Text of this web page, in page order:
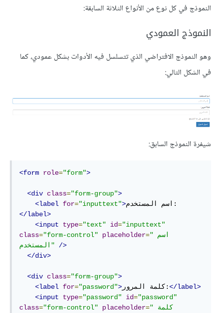
النموذج في كل نوع من الأنواع الثلاثة السابقة:
النموذج العمودي
وهو النموذج الافتراضي الذي تتسلسل فيه الأدوات بشكل عمودي، كما
في الشكل التالي:
شيفرة النموذج السابق:
<form role="form">
<div class="form-group">
<label for="inputtext">
اسم المستخدم:
</label>
<input
type="text" id="inputtext"
class="form-control" placeholder="اسم
المستخدم"
/>
</div>
<div class="form-group">
<label for="password"> كلمة المرور:</label>
<input
type="password" id="password"
class="form-control" placeholder="كلمة